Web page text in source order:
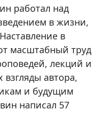
работал над
в жизни,
в
масштабный труд
лекций и
автора,
и будущим
написал 57